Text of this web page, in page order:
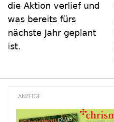
die Aktion verlief und
was bereits fürs
nächste Jahr geplant
ist.